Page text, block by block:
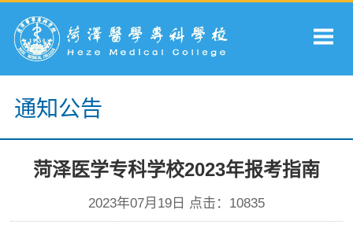
通知公告
菏泽医学专科学校2023年报考指南
2023年07月19日 点击： 10835